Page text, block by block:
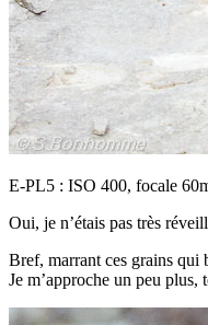
E-PL5 : ISO 400, focale
Oui, je n’étais pas très
Bref, marrant ces grains qui
Je m’approche un peu plus,